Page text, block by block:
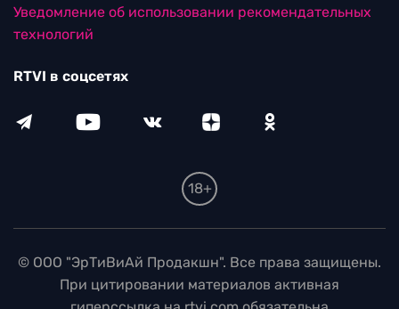
Уведомление об использовании рекомендательных
технологий
RTVI в соцсетях
18+
© ООО "ЭрТиВиАй Продакшн". Все права защищены.
При цитировании материалов активная